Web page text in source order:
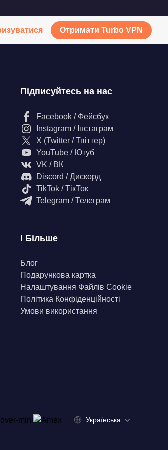
Отримати Turbo VPN
Підписуйтесь на нас
Facebook / Фейсбук
Instagram / Інстаграм
X (Twitter / Твіттер)
YouTube / Ютуб
VK / ВК
Discord / Дискорд
TikTok / ТікТок
Telegram / Телеграм
І Більше
Блог
Подарункова картка
Налаштування Файлів Сookie
Політика Конфіденційності
Умови використання
Українська